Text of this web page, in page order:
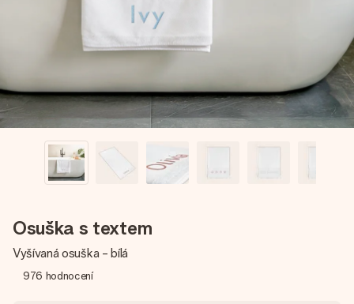
jménem, vaší fotografií nebo vzkazem, který doopravdy
zahřeje u srdce. Žádné zbytečné složitosti, jen spousta
lásky pro daný okamžik.
Osuška s textem
Vyšívaná osuška - bílá
976 hodnocení